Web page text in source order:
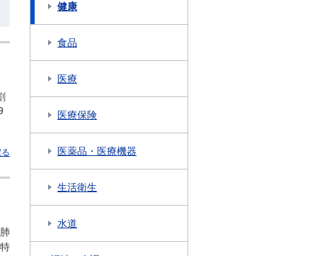
健康
食品
医療
医療保険
医薬品・医療機器
生活衛生
水道